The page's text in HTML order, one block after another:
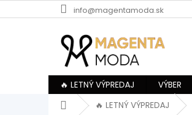
na
info@magentamoda.sk
🔥 LETNÝ VÝPREDAJ VÝBER
Domov🔥 LETNÝ VÝPREDAJ